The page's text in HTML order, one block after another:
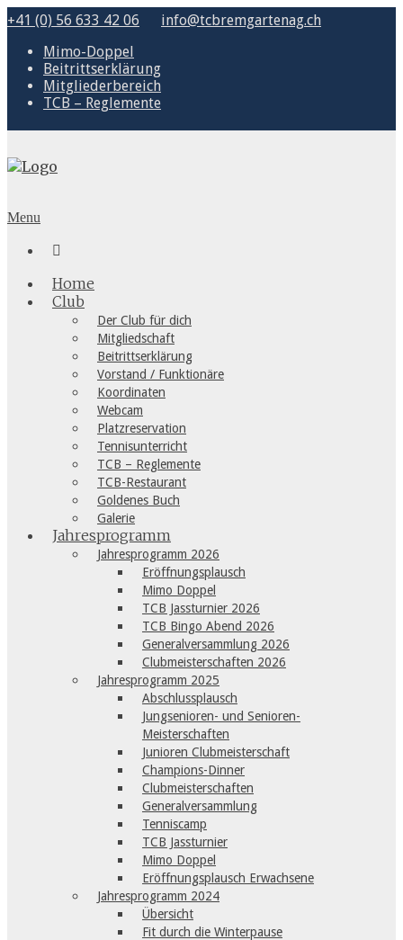
+41 (0) 56 633 42 06
info@tcbremgartenag.ch
Mimo-Doppel
Beitrittserklärung
Mitgliederbereich
TCB – Reglemente
Menu

Home
Club
Der Club für dich
Mitgliedschaft
Beitrittserklärung
Vorstand / Funktionäre
Koordinaten
Webcam
Platzreservation
Tennisunterricht
TCB – Reglemente
TCB-Restaurant
Goldenes Buch
Galerie
Jahresprogramm
Jahresprogramm 2026
Eröffnungsplausch
Mimo Doppel
TCB Jassturnier 2026
TCB Bingo Abend 2026
Generalversammlung 2026
Clubmeisterschaften 2026
Jahresprogramm 2025
Abschlussplausch
Jungsenioren- und Senioren-
Meisterschaften
Junioren Clubmeisterschaft
Champions-Dinner
Clubmeisterschaften
Generalversammlung
Tenniscamp
TCB Jassturnier
Mimo Doppel
Eröffnungsplausch Erwachsene
Jahresprogramm 2024
Übersicht
Fit durch die Winterpause